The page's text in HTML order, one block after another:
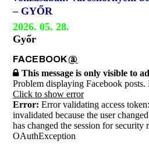
– GYŐR
2026. 05. 28.
Győr
FACEBOOK@
This message is only visible to
Problem displaying Facebook posts.
Click to show error
Error: Error validating access
invalidated because the user
has changed the session for security
OAuthException